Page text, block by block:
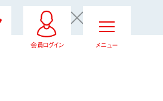
会員ログイン メニュー